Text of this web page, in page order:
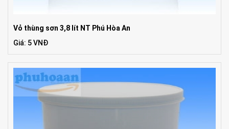
Vỏ thùng sơn 3,8 lít NT Phú Hòa An
Giá: 5 VNĐ